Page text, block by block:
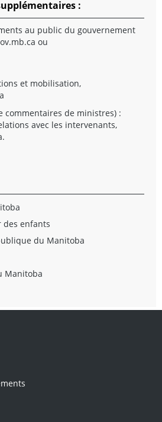
:
au public du gouvernement
ou
et mobilisation,
commentaires de ministres) :
avec les intervenants,
.
des enfants
du Manitoba
Manitoba